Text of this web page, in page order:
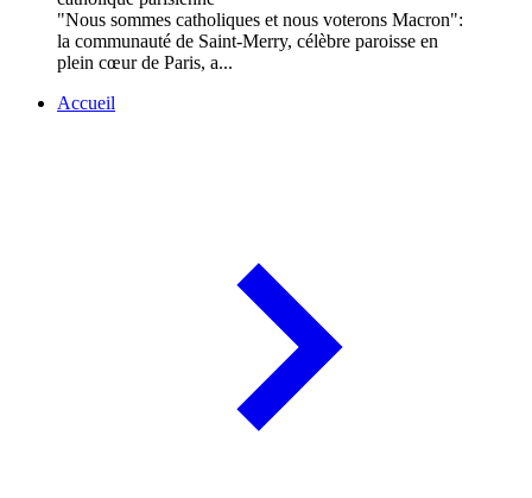
"Nous sommes catholiques et nous voterons Macron":
la communauté de Saint-Merry, célèbre paroisse en
plein cœur de Paris, a...
Accueil